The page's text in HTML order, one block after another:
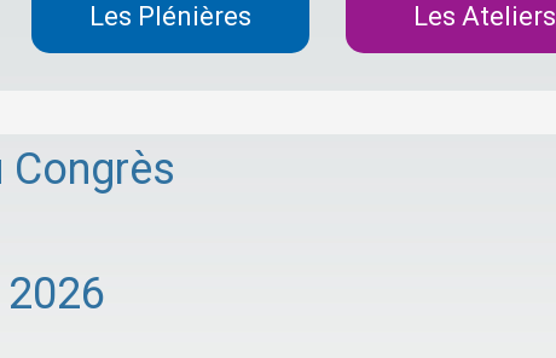
Les Plénières Les Ateliers